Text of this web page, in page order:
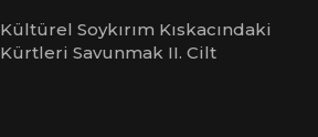
Kültürel Soykırım Kıskacındaki
Kürtleri Savunmak II. Cilt